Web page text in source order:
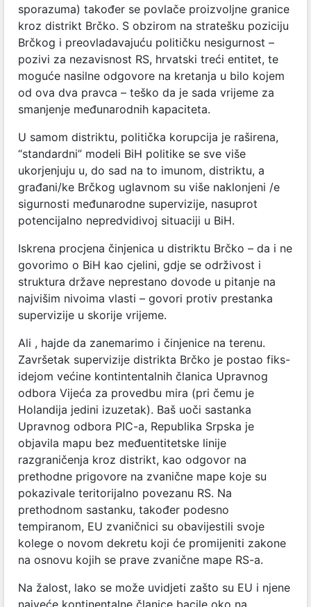
sporazuma) također se povlače proizvoljne granice
kroz distrikt Brčko. S obzirom na stratešku poziciju
Brčkog i preovladavajuću političku nesigurnost –
pozivi za nezavisnost RS, hrvatski treći entitet, te
moguće nasilne odgovore na kretanja u bilo kojem
od ova dva pravca – teško da je sada vrijeme za
smanjenje međunarodnih kapaciteta.
U samom distriktu, politička korupcija je raširena,
“standardni” modeli BiH politike se sve više
ukorjenjuju u, do sad na to imunom, distriktu, a
građani/ke Brčkog uglavnom su više naklonjeni /e
sigurnosti međunarodne supervizije, nasuprot
potencijalno nepredvidivoj situaciji u BiH.
Iskrena procjena činjenica u distriktu Brčko – da i ne
govorimo o BiH kao cjelini, gdje se održivost i
struktura države neprestano dovode u pitanje na
najvišim nivoima vlasti – govori protiv prestanka
supervizije u skorije vrijeme.
Ali , hajde da zanemarimo i činjenice na terenu.
Završetak supervizije distrikta Brčko je postao fiks-
idejom većine kontintentalnih članica Upravnog
odbora Vijeća za provedbu mira (pri čemu je
Holandija jedini izuzetak). Baš uoči sastanka
Upravnog odbora PIC-a, Republika Srpska je
objavila mapu bez međuentitetske linije
razgraničenja kroz distrikt, kao odgovor na
prethodne prigovore na zvanične mape koje su
pokazivale teritorijalno povezanu RS. Na
prethodnom sastanku, također podesno
tempiranom, EU zvaničnici su obavijestili svoje
kolege o novom dekretu koji će promijeniti zakone
na osnovu kojih se prave zvanične mape RS-a.
Na žalost, lako se može uvidjeti zašto su EU i njene
najveće kontinentalne članice bacile oko na